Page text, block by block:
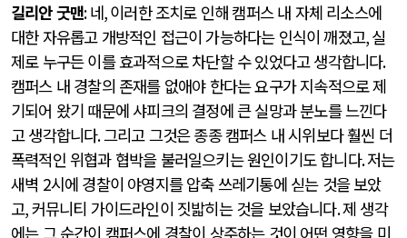
길리안 굿맨:네,이러한 조치로 인해 캠퍼스 내 자체 리소스에
대한 자유롭고 개방적인 접근이 가능하다는 인식이 깨졌고,실
제로 누구든 이를 효과적으로 차단할 수 있었다고 생각합니다.
캠퍼스 내 경찰의 존재를 없애야 한다는 요구가 지속적으로 제
기되어 왔기 때문에 샤피크의 결정에 큰 실망과 분노를 느낀다
고 생각합니다.그리고 그것은 종종 캠퍼스 내 시위보다 훨씬 더
폭력적인 위협과 협박을 불러일으키는 원인이기도 합니다.저는
새벽 2시에 경찰이 야영지를 압축 쓰레기통에 싣는 것을 보았
고,커뮤니티 가이드라인이 짓밟히는 것을 보았습니다.제 생각
에는 그 순간이 캠퍼스에 경찰이 상주하는 것이 어떤 영향을 미